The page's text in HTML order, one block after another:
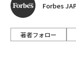
Forbes
著者フォロー